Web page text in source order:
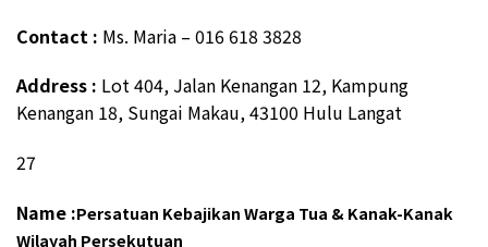
Contact : Ms. Maria – 016 618 3828
Address : Lot 404, Jalan Kenangan 12, Kampung
Kenangan 18, Sungai Makau, 43100 Hulu Langat
27
Name :Persatuan Kebajikan Warga Tua & Kanak-Kanak
Wilayah Persekutuan